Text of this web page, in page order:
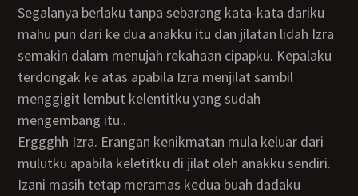
Segalanya berlaku tanpa sebarang kata-kata dariku
mahu pun dari ke dua anakku itu dan jilatan lidah Izra
semakin dalam menujah rekahaan cipapku. Kepalaku
terdongak ke atas apabila Izra menjilat sambil
menggigit lembut kelentitku yang sudah
mengembang itu..
Erggghh Izra. Erangan kenikmatan mula keluar dari
mulutku apabila keletitku di jilat oleh anakku sendiri.
Izani masih tetap meramas kedua buah dadaku